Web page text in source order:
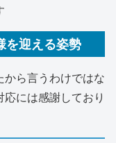
を迎える姿勢
から言うわけではな
には感謝しており